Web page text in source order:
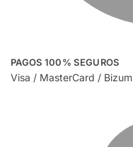
PAGOS 100% SEGUROS
Visa / MasterCard / Bizum